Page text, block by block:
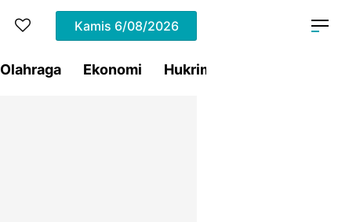
Kamis 6/08/2026
Olahraga Ekonomi Hukrim